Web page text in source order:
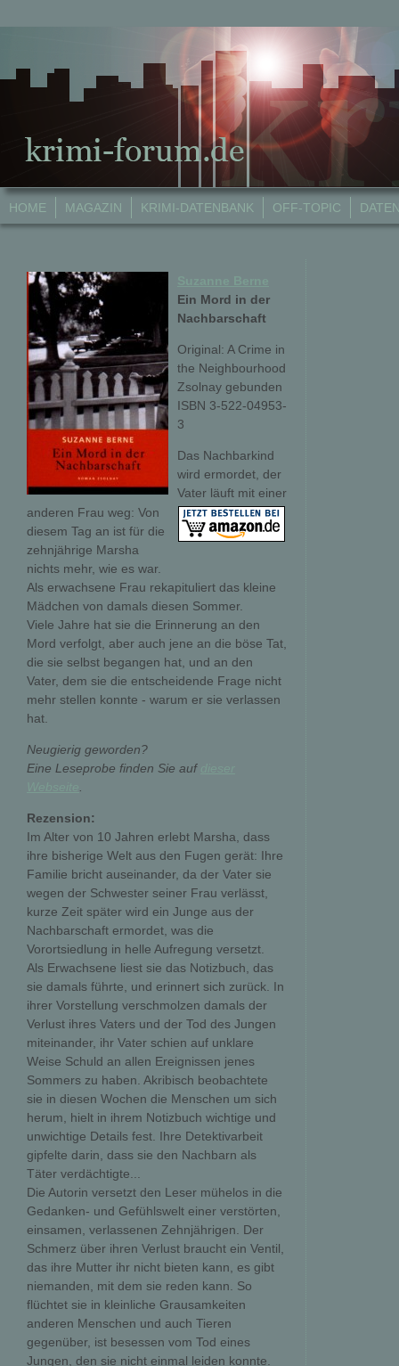
HOME MAGAZIN KRIMI-DATENBANK OFF-TOPIC
Ein Mord in der
Nachbarschaft
Original: A Crime in
the Neighbourhood
Zsolnay gebunden
ISBN 3-522-04953-
3
Das Nachbarkind
wird ermordet, der
Vater läuft mit einer
anderen Frau weg: Von
diesem Tag an ist für die
zehnjährige Marsha
nichts mehr, wie es war.
Als erwachsene Frau rekapituliert das kleine
Mädchen von damals diesen Sommer.
Viele Jahre hat sie die Erinnerung an den
Mord verfolgt, aber auch jene an die böse Tat,
die sie selbst begangen hat, und an den
Vater, dem sie die entscheidende Frage nicht
mehr stellen konnte - warum er sie verlassen
hat.
Neugierig geworden?
Eine Leseprobe finden Sie auf
Rezension:
Im Alter von 10 Jahren erlebt Marsha, dass
ihre bisherige Welt aus den Fugen gerät: Ihre
Familie bricht auseinander, da der Vater sie
wegen der Schwester seiner Frau verlässt,
kurze Zeit später wird ein Junge aus der
Nachbarschaft ermordet, was die
Vorortsiedlung in helle Aufregung versetzt.
Als Erwachsene liest sie das Notizbuch, das
sie damals führte, und erinnert sich zurück. In
ihrer Vorstellung verschmolzen damals der
Verlust ihres Vaters und der Tod des Jungen
miteinander, ihr Vater schien auf unklare
Weise Schuld an allen Ereignissen jenes
Sommers zu haben. Akribisch beobachtete
sie in diesen Wochen die Menschen um sich
herum, hielt in ihrem Notizbuch wichtige und
unwichtige Details fest. Ihre Detektivarbeit
gipfelte darin, dass sie den Nachbarn als
Täter verdächtigte...
Die Autorin versetzt den Leser mühelos in die
Gedanken- und Gefühlswelt einer verstörten,
einsamen, verlassenen Zehnjährigen. Der
Schmerz über ihren Verlust braucht ein Ventil,
das ihre Mutter ihr nicht bieten kann, es gibt
niemanden, mit dem sie reden kann. So
flüchtet sie in kleinliche Grausamkeiten
anderen Menschen und auch Tieren
gegenüber, ist besessen vom Tod eines
Jungen, den sie nicht einmal leiden konnte.